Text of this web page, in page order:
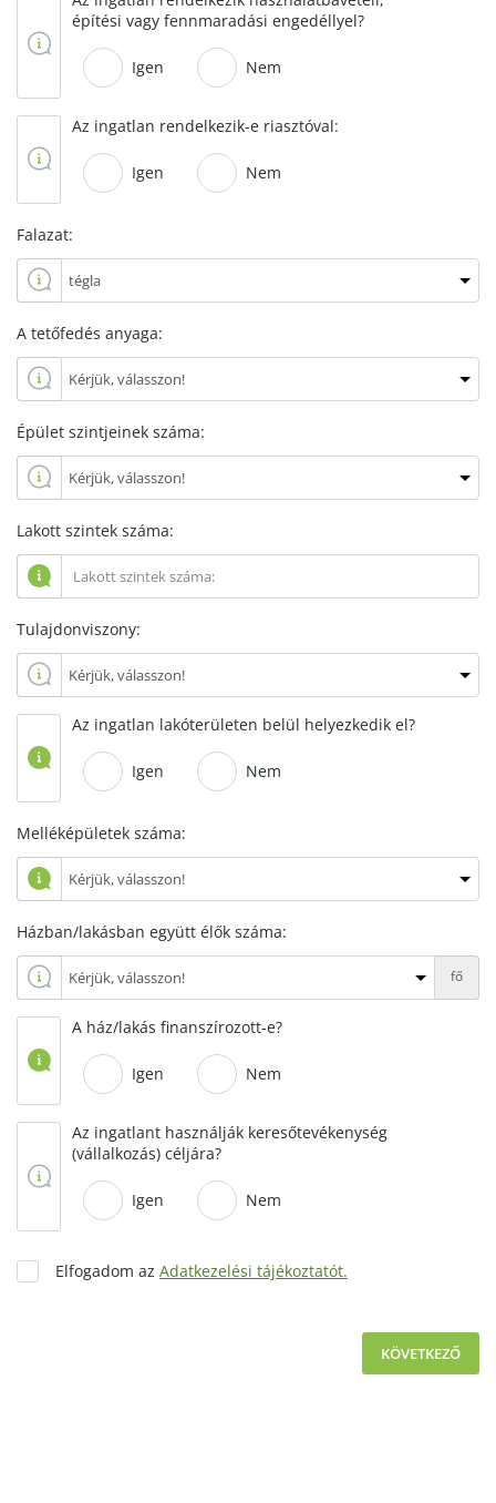
építési vagy fennmaradási engedéllyel?
Igen Nem
Az ingatlan rendelkezik-e riasztóval:
Igen Nem
Falazat:
A tetőfedés anyaga:
Épület szintjeinek száma:
Lakott szintek száma:
Tulajdonviszony:
Az ingatlan lakóterületen belül helyezkedik el?
Igen Nem
Melléképületek száma:
Házban/lakásban együtt élők száma:
fő
A ház/lakás finanszírozott-e?
Igen Nem
Az ingatlant használják keresőtevékenység
(vállalkozás) céljára?
Igen Nem
Elfogadom az Adatkezelési tájékoztatót.
KÖVETKEZŐ